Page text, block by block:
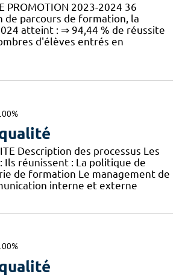
PROMOTION 2023-2024 36
de parcours de formation, la
atteint : ⇒ 94,44 % de réussite
d'élèves entrés en
Description des processus Les
Ils réunissent : La politique de
de formation Le management de
interne et externe